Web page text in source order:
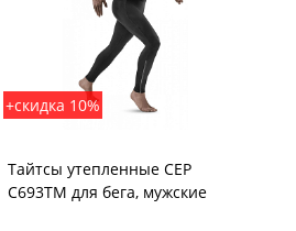
+скидка 10%
Тайтсы утепленные CEP
C693TM для бега, мужские